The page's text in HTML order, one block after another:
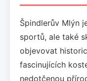
Špindlerův Mlýn
sportů, ale také
objevovat
fascinujících
nedotčenou